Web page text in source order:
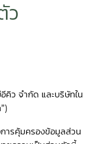
ว
คิว จำกัด และบริษัทใน
ารคุ้มครองข้อมูลส่วน